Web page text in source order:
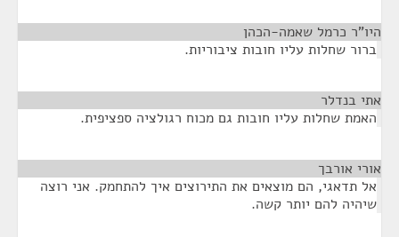
היו"ר כרמל שאמה-הכהן
ברור שחלות עליו חובות ציבוריות.
אתי בנדלר
האמת שחלות עליו חובות גם מכוח רגולציה ספציפית.
אורי אורבך
אל תדאגי, הם מוצאים את התירוצים איך להתחמק. אני רוצה
שיהיה להם יותר קשה.